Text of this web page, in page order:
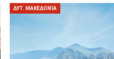
ΔΥΤ. ΜΑΚΕΔΟΝΊΑ